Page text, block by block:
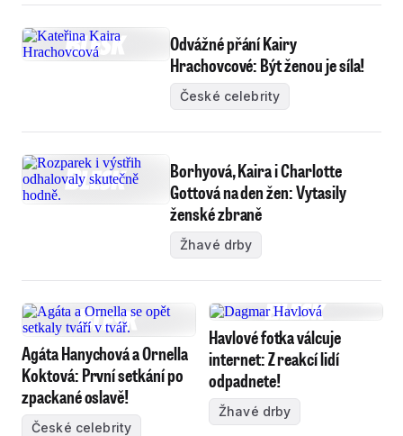
Odvážné přání Kairy
Hrachovcové: Být ženou je síla!
České celebrity
Borhyová, Kaira i Charlotte
Gottová na den žen: Vytasily
ženské zbraně
Žhavé drby
Agáta Hanychová a Ornella
Koktová: První setkání po
zpackané oslavě!
České celebrity
Havlové fotka válcuje
internet: Z reakcí lidí
odpadnete!
Žhavé drby